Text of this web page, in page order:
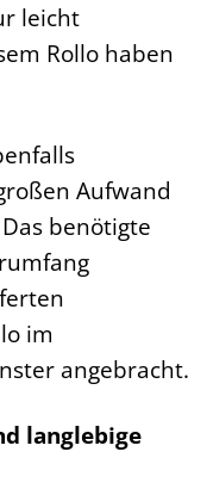
leicht
Rollo haben
Aufwand
benötigte
im
angebracht.
langlebige